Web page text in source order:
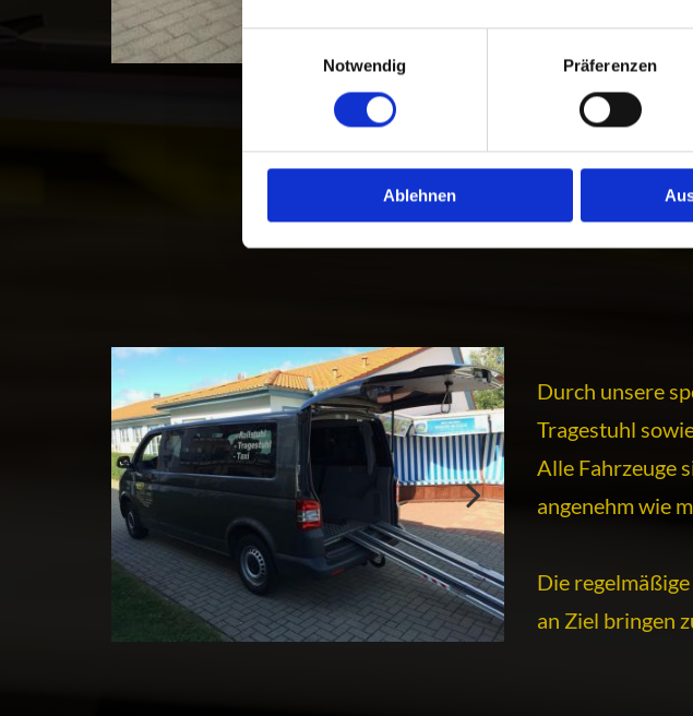
Notwendig
Präferenzen
Ablehnen
Fahrten
Durch unsere
Tragestuhl
Alle Fahrzeuge
angenehm wie
Die
an Ziel bringen